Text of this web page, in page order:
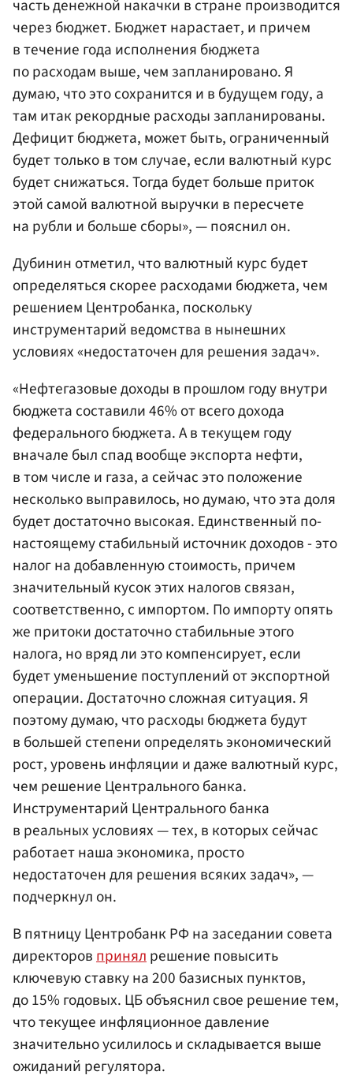
часть денежной накачки в стране производится
через бюджет. Бюджет нарастает, и причем
в течение года исполнения бюджета
по расходам выше, чем запланировано. Я
думаю, что это сохранится и в будущем году, а
там итак рекордные расходы запланированы.
Дефицит бюджета, может быть, ограниченный
будет только в том случае, если валютный курс
будет снижаться. Тогда будет больше приток
этой самой валютной выручки в пересчете
на рубли и больше сборы», — пояснил он.
Дубинин отметил, что валютный курс будет
определяться скорее расходами бюджета, чем
решением Центробанка, поскольку
инструментарий ведомства в нынешних
условиях «недостаточен для решения задач».
«Нефтегазовые доходы в прошлом году внутри
бюджета составили 46% от всего дохода
федерального бюджета. А в текущем году
вначале был спад вообще экспорта нефти,
в том числе и газа, а сейчас это положение
несколько выправилось, но думаю, что эта доля
будет достаточно высокая. Единственный по-
настоящему стабильный источник доходов - это
налог на добавленную стоимость, причем
значительный кусок этих налогов связан,
соответственно, с импортом. По импорту опять
же притоки достаточно стабильные этого
налога, но вряд ли это компенсирует, если
будет уменьшение поступлений от экспортной
операции. Достаточно сложная ситуация. Я
поэтому думаю, что расходы бюджета будут
в большей степени определять экономический
рост, уровень инфляции и даже валютный курс,
чем решение Центрального банка.
Инструментарий Центрального банка
в реальных условиях — тех, в которых сейчас
работает наша экономика, просто
недостаточен для решения всяких задач», —
подчеркнул он.
В пятницу Центробанк РФ на заседании совета
директоровпринялрешение повысить
ключевую ставку на 200 базисных пунктов,
до 15% годовых. ЦБ объяснил свое решение тем,
что текущее инфляционное давление
значительно усилилось и складывается выше
ожиданий регулятора.